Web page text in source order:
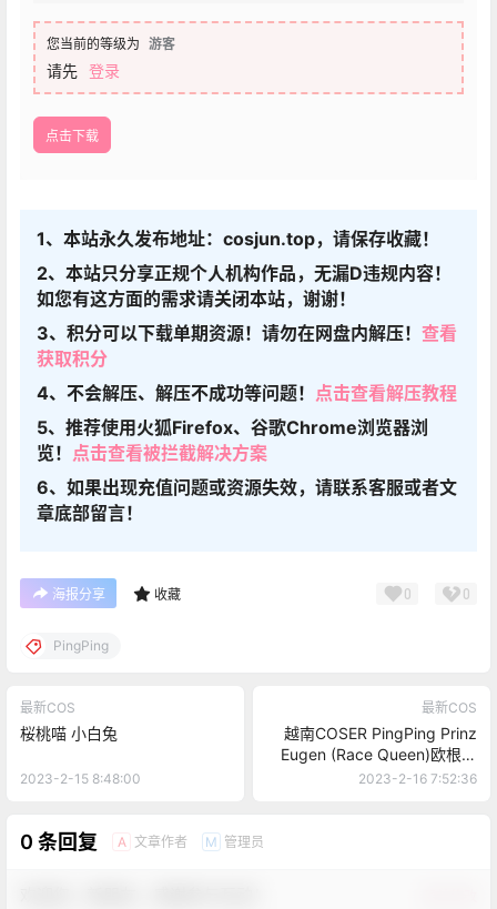
您当前的等级为 游客
请先 登录
点击下载
1、本站永久发布地址：cosjun.top，请保存收藏！
2、本站只分享正规个人机构作品，无漏D违规内容！
如您有这方面的需求请关闭本站，谢谢！
3、积分可以下载单期资源！请勿在网盘内解压！ 查看
获取积分
4、不会解压、解压不成功等问题！ 点击查看解压教程
5、推荐使用火狐Firefox、谷歌Chrome浏览器浏
览！ 点击查看被拦截解决方案
6、如果出现充值问题或资源失效，请联系客服或者文
章底部留言！
海报分享 收藏 0 0
PingPing
最新COS
桜桃喵 小白兔
2023-2-15 8:48:00
最新COS
越南COSER PingPing Prinz
Eugen (Race Queen)欧根亲
王
2023-2-16 7:52:36
0 条回复 A 文章作者 M 管理员